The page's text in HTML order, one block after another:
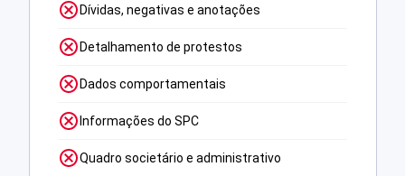
Dívidas, negativas e anotações
Detalhamento de protestos
Dados comportamentais
Informações do SPC
Quadro societário e administrativo